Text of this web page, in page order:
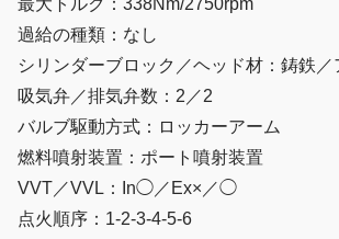
最大トルク：338Nm/2750rpm
過給の種類：なし
シリンダーブロック／ヘッド材：鋳鉄／
吸気弁／排気弁数：2／2
バルブ駆動方式：ロッカーアーム
燃料噴射装置：ポート噴射装置
VVT／VVL：In◯／Ex×／◯
点火順序：1-2-3-4-5-6